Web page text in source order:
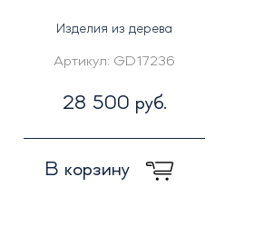
Изделия из дерева
Артикул: GD17236
28 500 руб.
В корзину